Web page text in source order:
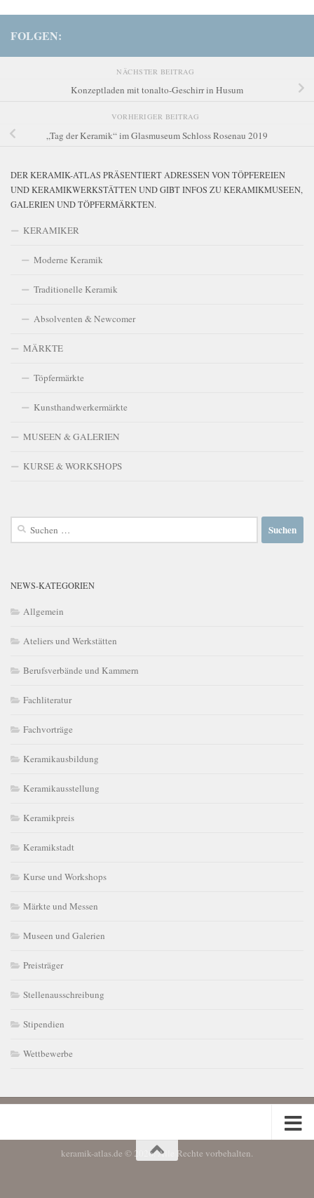
FOLGEN:
NÄCHSTER BEITRAG
Konzeptladen mit tonalto-Geschirr in Husum
VORHERIGER BEITRAG
„Tag der Keramik“ im Glasmuseum Schloss Rosenau 2019
DER KERAMIK-ATLAS PRÄSENTIERT ADRESSEN VON TÖPFEREIEN
UND KERAMIKWERKSTÄTTEN UND GIBT INFOS ZU KERAMIKMUSEEN,
GALERIEN UND TÖPFERMÄRKTEN.
KERAMIKER
Moderne Keramik
Traditionelle Keramik
Absolventen & Newcomer
MÄRKTE
Töpfermärkte
Kunsthandwerkermärkte
MUSEEN & GALERIEN
KURSE & WORKSHOPS
Suchen
NEWS-KATEGORIEN
Allgemein
Ateliers und Werkstätten
Berufsverbände und Kammern
Fachliteratur
Fachvorträge
Keramikausbildung
Keramikausstellung
Keramikpreis
Keramikstadt
Kurse und Workshops
Märkte und Messen
Museen und Galerien
Preisträger
Stellenausschreibung
Stipendien
Wettbewerbe
keramik-atlas.de © 2026. Alle Rechte vorbehalten.